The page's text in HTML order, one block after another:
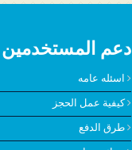
دعم المستخدمين
اسئله عامه
كيفية عمل الحجز
طرق الدفع